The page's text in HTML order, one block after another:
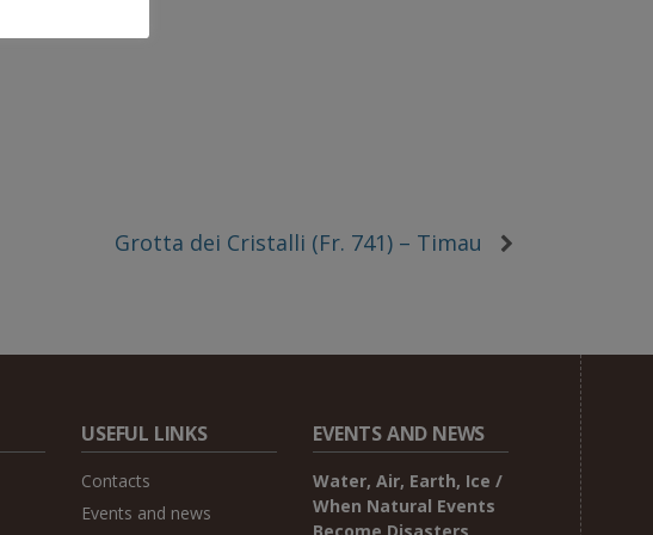
Grotta dei Cristalli (Fr. 741) – Timau
USEFUL LINKS
Contacts
Events and news
EVENTS AND NEWS
Water, Air, Earth, Ice /
When Natural Events